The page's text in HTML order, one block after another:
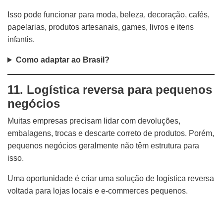
Isso pode funcionar para moda, beleza, decoração, cafés,
papelarias, produtos artesanais, games, livros e itens
infantis.
Como adaptar ao Brasil?
11. Logística reversa para pequenos
negócios
Muitas empresas precisam lidar com devoluções,
embalagens, trocas e descarte correto de produtos. Porém,
pequenos negócios geralmente não têm estrutura para
isso.
Uma oportunidade é criar uma solução de logística reversa
voltada para lojas locais e e-commerces pequenos.